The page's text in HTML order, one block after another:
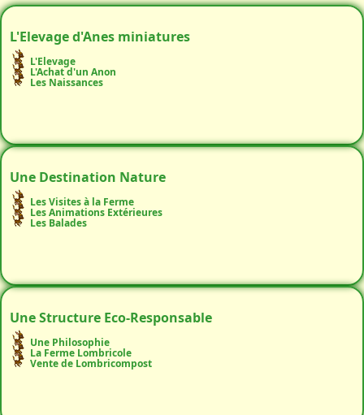
L'Elevage d'Anes miniatures
L'Elevage
L'Achat d'un Anon
Les Naissances
Une Destination Nature
Les Visites à la Ferme
Les Animations Extérieures
Les Balades
Une Structure Eco-Responsable
Une Philosophie
La Ferme Lombricole
Vente de Lombricompost